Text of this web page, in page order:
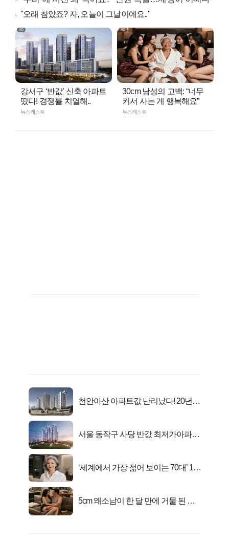
"오래 참았죠? 자, 오늘이 그날이에요.."
강서구 ‘반값’ 신축 아파트
떴다! 경쟁률 치열해..
뉴스캐스트
30cm 남성의 고백: “너무
커서 사는 게 행복해요”
뉴스캐스트
천안아산 아파트값 난리났다! 20년
서울 동작구 사당 반값 최저가아파트
‘세계에서 가장 젊어 보이는 70대’ 1위
5cm 왜소남이 한 달 만에 거물 된 사